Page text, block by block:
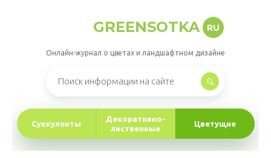
GREENSOTKA RU
Онлайн-журнал о цветах и ландшафтном дизайне
Суккуленты
Декоративно-
лиственные
Цветущие